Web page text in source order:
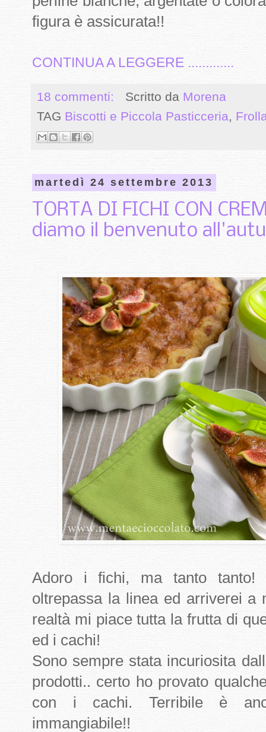
figura è assicurata!!
CONTINUA A LEGGERE .............
18 commenti: Scritto da Morena
TAG Biscotti e Piccola Pasticceria,
martedì 24 settembre 2013
TORTA DI FICHI CON
diamo il benvenuto
Adoro i fichi, ma tanto tanto!
oltrepassa la linea ed arriverei a
realtà mi piace tutta la frutta di
ed i cachi!
Sono sempre stata incuriosita
prodotti.. certo ho provato
con i cachi. Terribile è
immangiabile!!